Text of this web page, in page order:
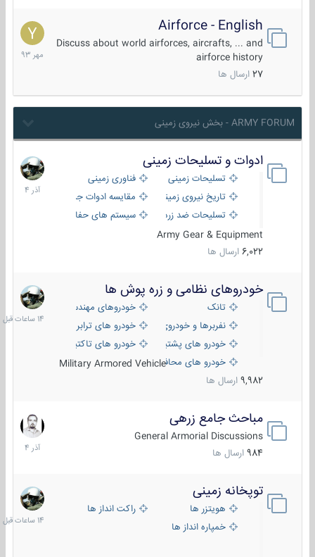
Airforce - English
Discuss about world airforces, aircrafts, ... and
airforce history
27 ارسال ها
15
مهر
1393
ARMY FORUM - بخش نیروی زمینی
ادوات و تسلیحات زمینی
تسلیحات زمینی
فناوری زمینی
تاریخ نیروی زمینی
مقایسه ادوات جنگی
تسلیحات ضد زره
سیستم های حفاظت فعال
Army Gear & Equipment
6,022 ارسال ها
21
آذر
1404
خودروهای نظامی و زره پوش ها
تانک
خودروهای مهندسی
نفربرها و خودروی های رزمی پیاده نظام
خودرو های ترابری نظامی
خودرو های پشتیبانی آتش ، شناسایی و ضد تانک
خودرو های تاکتیکی نظامی
خودرو های محافظت شدهMilitary Armored Vehicle
9,982 ارسال ها
14
ساعات
قبل
مباحث جامع زرهی
General Armorial Discussions
984 ارسال ها
7
آذر
1404
توپخانه زمینی
هویتزر ها
راکت انداز ها
خمپاره انداز ها
14
ساعات
قبل